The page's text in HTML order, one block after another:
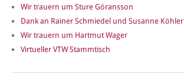
Wir trauern um Sture Göransson
Dank an Rainer Schmiedel und Susanne Köhler
Wir trauern um Hartmut Wager
Virtueller VTW Stammtisch